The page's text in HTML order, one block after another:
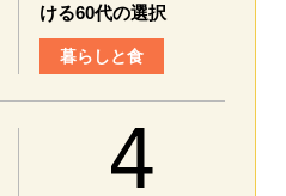
ける60代の選択
暮らしと食